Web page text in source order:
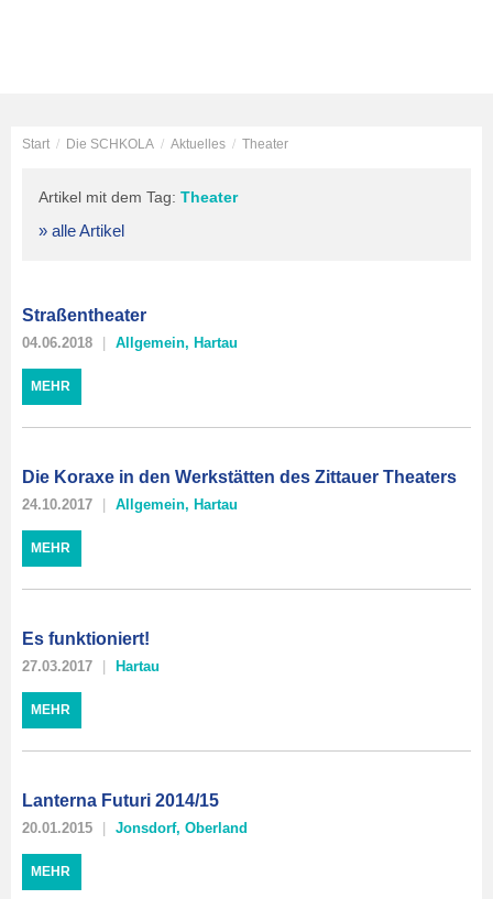
Start / Die SCHKOLA / Aktuelles / Theater
Artikel mit dem Tag: Theater
» alle Artikel
Straßentheater
04.06.2018 Allgemein, Hartau
MEHR
Die Koraxe in den Werkstätten des Zittauer Theaters
24.10.2017 Allgemein, Hartau
MEHR
Es funktioniert!
27.03.2017 Hartau
MEHR
Lanterna Futuri 2014/15
20.01.2015 Jonsdorf, Oberland
MEHR